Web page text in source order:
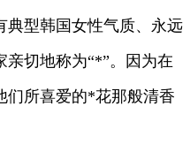
典型韩国女性气质、永远
切地称为“*”。因为在
们所喜爱的*花那般清香